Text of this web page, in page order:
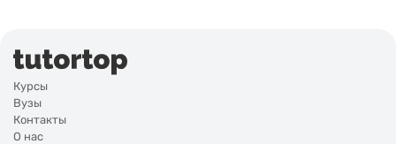
Курсы
Вузы
Контакты
О нас